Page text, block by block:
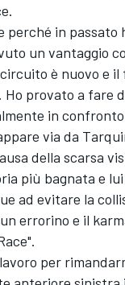
perché in
un vantaggio
è nuovo e il
provato a fare
in confronto
via da
della scarsa
più bagnata e
ad evitare la
errorino e il
per